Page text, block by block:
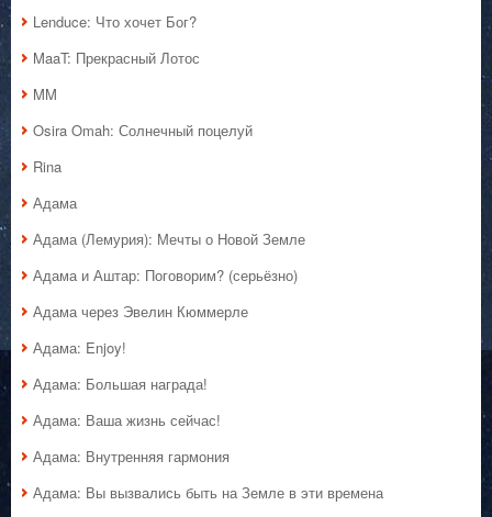
Lenduce: Что хочет Бог?
MaaT: Прекрасный Лотос
MM
Osira Omah: Солнечный поцелуй
Rina
Адама
Адама (Лемурия): Мечты о Новой Земле
Адама и Аштар: Поговорим? (серьёзно)
Адама через Эвелин Кюммерле
Адама: Enjoy!
Адама: Большая награда!
Адама: Ваша жизнь сейчас!
Адама: Внутренняя гармония
Адама: Вы вызвались быть на Земле в эти времена